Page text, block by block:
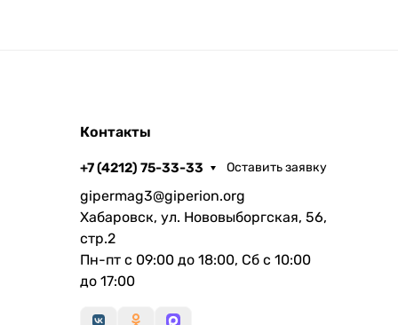
Контакты
+7 (4212) 75-33-33 Оставить заявку
gipermag3@giperion.org
Хабаровск, ул. Нововыборгская, 56,
стр.2
Пн-пт с 09:00 до 18:00, Сб с 10:00
до 17:00